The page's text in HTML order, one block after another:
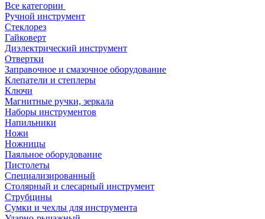
Все категории
Ручной инструмент
Стеклорез
Гайковерт
Диэлектрический инструмент
Отвертки
Заправочное и смазочное оборудование
Клепатели и степлеры
Ключи
Магнитные ручки, зеркала
Наборы инструментов
Напильники
Ножи
Ножницы
Паяльное оборудование
Пистолеты
Специализированный
Столярный и слесарный инструмент
Струбцины
Сумки и чехлы для инструмента